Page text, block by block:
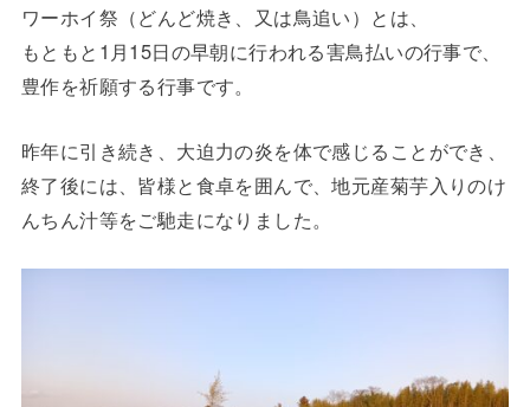
ワーホイ祭（どんど焼き、又は鳥追い）とは、
もともと1月15日の早朝に行われる害鳥払いの行事で、
豊作を祈願する行事です。
昨年に引き続き、大迫力の炎を体で感じることができ、
終了後には、皆様と食卓を囲んで、地元産菊芋入りのけ
んちん汁等をご馳走になりました。